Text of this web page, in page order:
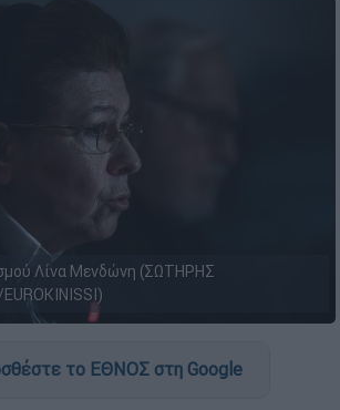
Λίνα Μενδώνη (ΣΩΤΗΡΗΣ
το ΕΘΝΟΣ στη Google